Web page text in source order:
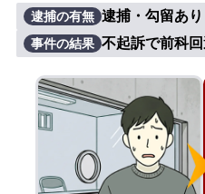
刑事事件でお困りの方
刑事事件の無料相談
接見・面会を弁護士
逮捕の有無 逮捕・勾留あり
事件の結果 不起訴で前科